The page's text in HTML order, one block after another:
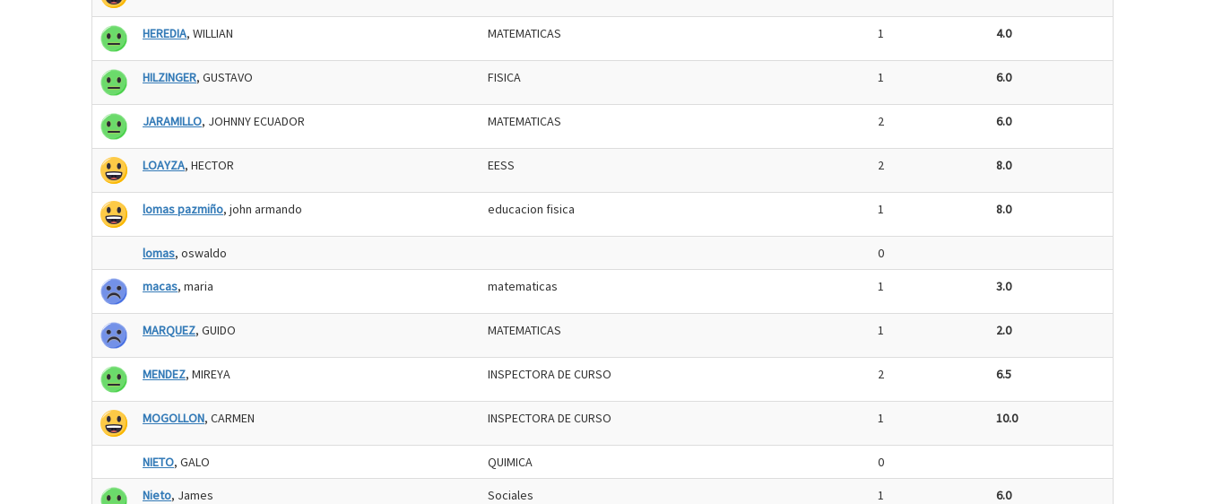
HEREDIA, WILLIAN MATEMATICAS 1 4.0
HILZINGER, GUSTAVO FISICA 1 6.0
JARAMILLO, JOHNNY ECUADOR MATEMATICAS 2 6.0
LOAYZA, HECTOR EESS 2 8.0
lomas pazmiño, john armando educacion fisica 1 8.0
lomas, oswaldo 0
macas, maria matematicas 1 3.0
MARQUEZ, GUIDO MATEMATICAS 1 2.0
MENDEZ, MIREYA INSPECTORA DE CURSO 2 6.5
MOGOLLON, CARMEN INSPECTORA DE CURSO 1 10.0
NIETO, GALO QUIMICA 0
Nieto, James Sociales 1 6.0